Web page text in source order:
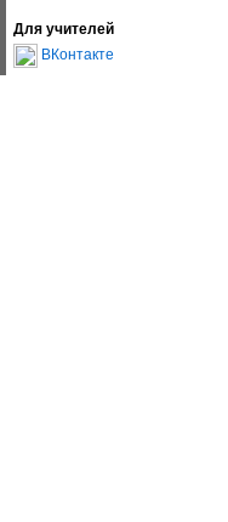
Для учителей
ВКонтакте